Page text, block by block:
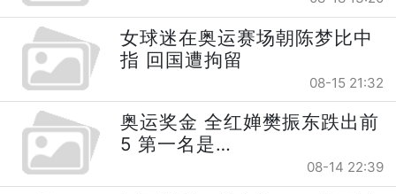
女球迷在奥运赛场朝陈梦比中
指 回国遭拘留
08-15 21:32
奥运奖金 全红婵樊振东跌出前
5 第一名是…
08-14 22:39